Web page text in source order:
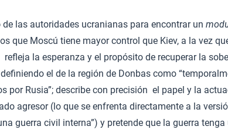
las autoridades ucranianas para encontrar un
que Moscú tiene mayor control que Kiev, a la vez
la esperanza y el propósito de recuperar la
el de la región de Donbas como
por Rusia”; describe con precisión el papel y la
agresor (lo que se enfrenta directamente a la
guerra civil interna”) y pretende que la guerra